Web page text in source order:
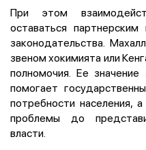
При этом
оставаться
законодательства.
звеном хокимията или
полномочия. Ее
помогает
потребности населения,
проблемы до
власти.